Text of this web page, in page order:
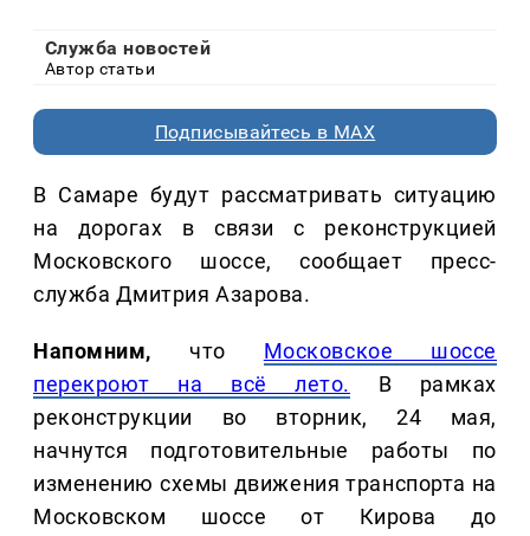
Служба новостей
Автор статьи
Подписывайтесь в MAX
В Самаре будут рассматривать ситуацию
на дорогах в связи с реконструкцией
Московского шоссе, сообщает пресс-
служба Дмитрия Азарова.
Напомним, что Московское шоссе
перекроют на всё лето. В рамках
реконструкции во вторник, 24 мая,
начнутся подготовительные работы по
изменению схемы движения транспорта на
Московском шоссе от Кирова до